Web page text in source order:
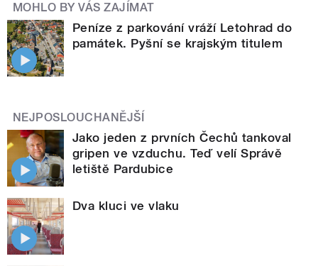
MOHLO BY VÁS ZAJÍMAT
Peníze z parkování vráží Letohrad do
památek. Pyšní se krajským titulem
NEJPOSLOUCHANĚJŠÍ
Jako jeden z prvních Čechů tankoval
gripen ve vzduchu. Teď velí Správě
letiště Pardubice
Dva kluci ve vlaku